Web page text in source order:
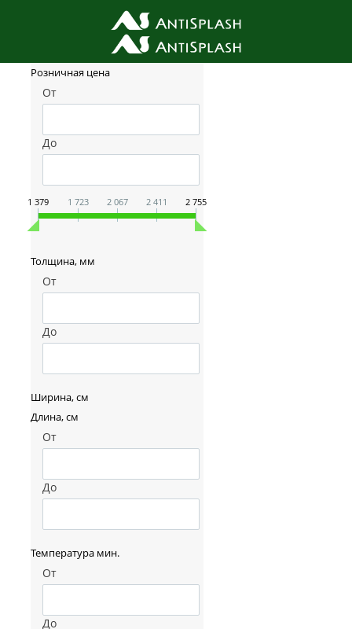
Фильтр товаров
Розничная цена
От
До
1 379 1 723 2 067 2 411 2 755
Толщина, мм
От
До
Ширина, см
Длина, см
От
До
Температура мин.
От
До